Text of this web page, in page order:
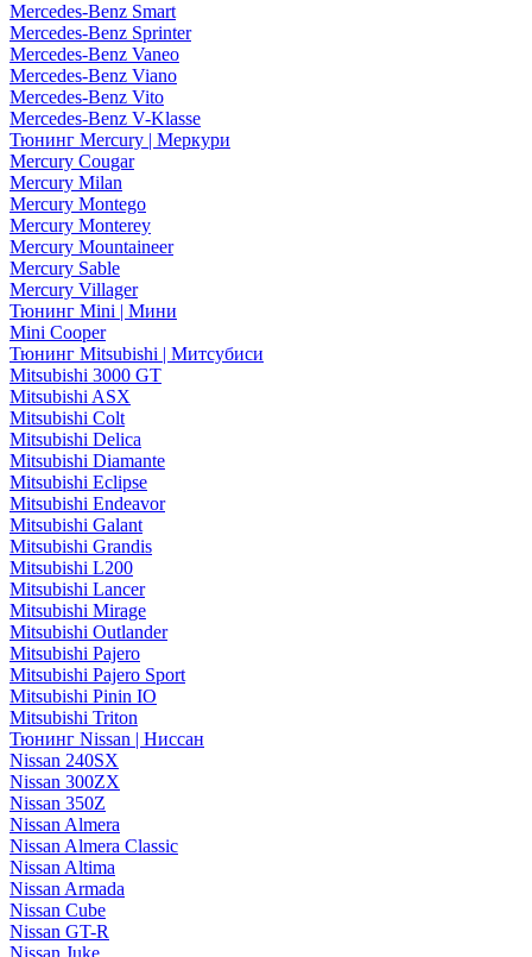
Mercedes-Benz Smart
Mercedes-Benz Sprinter
Mercedes-Benz Vaneo
Mercedes-Benz Viano
Mercedes-Benz Vito
Mercedes-Benz V-Klasse
Тюнинг Mercury | Меркури
Mercury Cougar
Mercury Milan
Mercury Montego
Mercury Monterey
Mercury Mountaineer
Mercury Sable
Mercury Villager
Тюнинг Mini | Мини
Mini Cooper
Тюнинг Mitsubishi | Митсубиси
Mitsubishi 3000 GT
Mitsubishi ASX
Mitsubishi Colt
Mitsubishi Delica
Mitsubishi Diamante
Mitsubishi Eclipse
Mitsubishi Endeavor
Mitsubishi Galant
Mitsubishi Grandis
Mitsubishi L200
Mitsubishi Lancer
Mitsubishi Mirage
Mitsubishi Outlander
Mitsubishi Pajero
Mitsubishi Pajero Sport
Mitsubishi Pinin IO
Mitsubishi Triton
Тюнинг Nissan | Ниссан
Nissan 240SX
Nissan 300ZX
Nissan 350Z
Nissan Almera
Nissan Almera Classic
Nissan Altima
Nissan Armada
Nissan Cube
Nissan GT-R
Nissan Juke